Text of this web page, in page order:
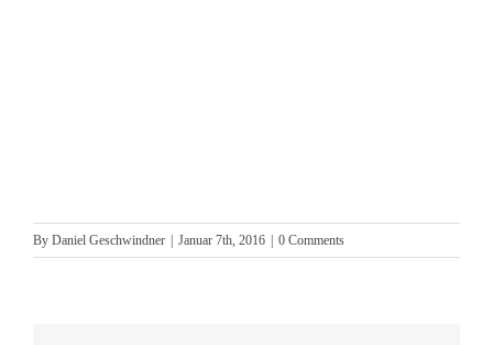
By Daniel Geschwindner Januar 7th, 2016 0 Comments